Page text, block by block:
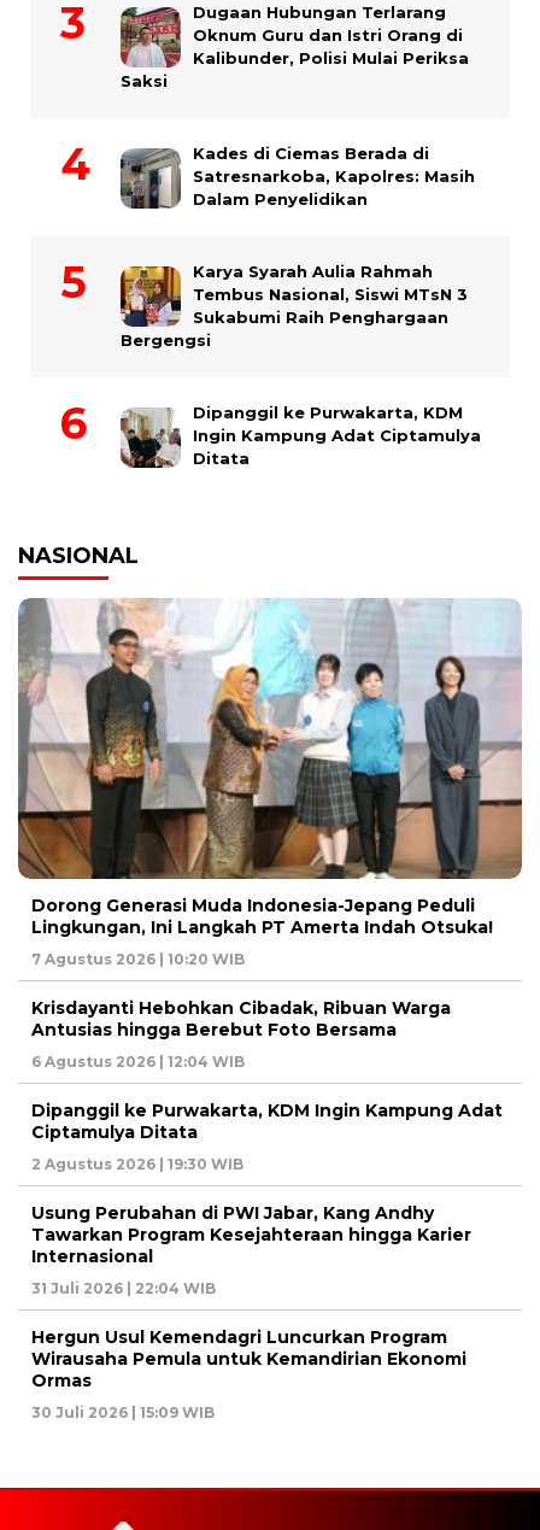
Dugaan Hubungan Terlarang
Oknum Guru dan Istri Orang di
Kalibunder, Polisi Mulai Periksa
Saksi
Kades di Ciemas Berada di
Satresnarkoba, Kapolres: Masih
Dalam Penyelidikan
Karya Syarah Aulia Rahmah
Tembus Nasional, Siswi MTsN 3
Sukabumi Raih Penghargaan
Bergengsi
Dipanggil ke Purwakarta, KDM
Ingin Kampung Adat Ciptamulya
Ditata
NASIONAL
Dorong Generasi Muda Indonesia-Jepang Peduli
Lingkungan, Ini Langkah PT Amerta Indah Otsuka!
7 Agustus 2026 | 10:20 WIB
Krisdayanti Hebohkan Cibadak, Ribuan Warga
Antusias hingga Berebut Foto Bersama
6 Agustus 2026 | 12:04 WIB
Dipanggil ke Purwakarta, KDM Ingin Kampung Adat
Ciptamulya Ditata
2 Agustus 2026 | 19:30 WIB
Usung Perubahan di PWI Jabar, Kang Andhy
Tawarkan Program Kesejahteraan hingga Karier
Internasional
31 Juli 2026 | 22:04 WIB
Hergun Usul Kemendagri Luncurkan Program
Wirausaha Pemula untuk Kemandirian Ekonomi
Ormas
30 Juli 2026 | 15:09 WIB